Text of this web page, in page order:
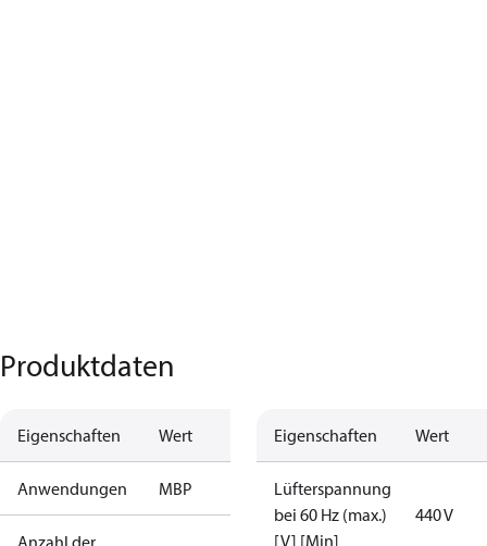
Produktdaten
Eigenschaften Wert
Anwendungen MBP
Anzahl der
Eigenschaften Wert
Lüfterspannung
bei 60 Hz (max.)
[V] [Min]
440 V